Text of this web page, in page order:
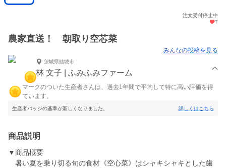
注文受付停止中
7
農家直送！ 朝取り空芯菜
みんなの投稿を見る
茨城県結城市
林 文子 | ふみふみファーム
マークのついた生産者さんは、過去1年間で平均して特に高い評価を得
ています。
生産者バッジの基準が新しくなりました。 詳しくはこちら
商品説明
▼商品概要
暑い夏を乗り切る旬の食材《空心菜》はシャキシャキとした歯